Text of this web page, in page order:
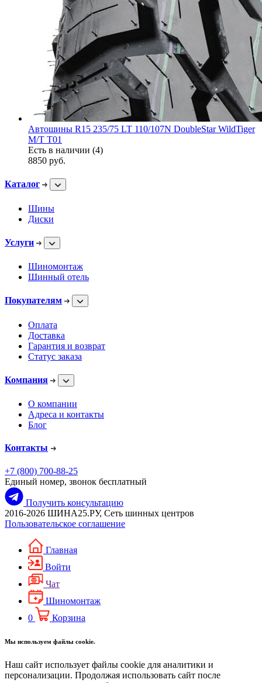
Автошины R15 235/75 LT 110/107N DoubleStar WildTiger
M/T T01
Есть в наличии (4)
8850 руб.
Каталог
Шины
Диски
Услуги
Шиномонтаж
Шинный отель
Покупателям
Оплата
Доставка
Гарантия и возврат
Статус заказа
Компания
О компании
Адреса и контакты
Блог
Контакты
+7 (800) 700-88-25
Единый номер, звонок бесплатный
Получить консультацию
2016-2026 ШИНА25.РУ, Сеть шинных центров
Пользовательское соглашение
Главная
Войти
Чат
Шиномонтаж
0
Корзина
Мы используем файлы cookie.
Наш сайт использует файлы cookie для аналитики и
персонализации. Продолжая использовать сайт после